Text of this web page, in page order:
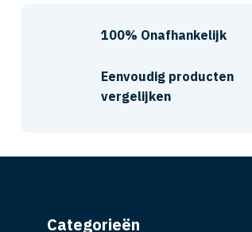
100% Onafhankelijk
Eenvoudig producten
vergelijken
Categorieën